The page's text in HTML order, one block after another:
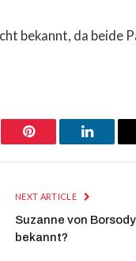
bekannt, da beide
Pinterest
NEXT ARTICLE
Suzanne von
bekannt?